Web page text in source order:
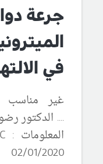
جرعة
في
غير مناسب
.
... الدكتور
المعلومات : AAP-CDC
02/01/2020